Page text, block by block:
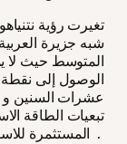
تغيرت رؤية
شبه جزيرة
المتوسط حيث لا
الوصول إلى نقطة
عشرات السنين
تبعيات الطاقة
المستثمرة للاستدامة اسرائيل .